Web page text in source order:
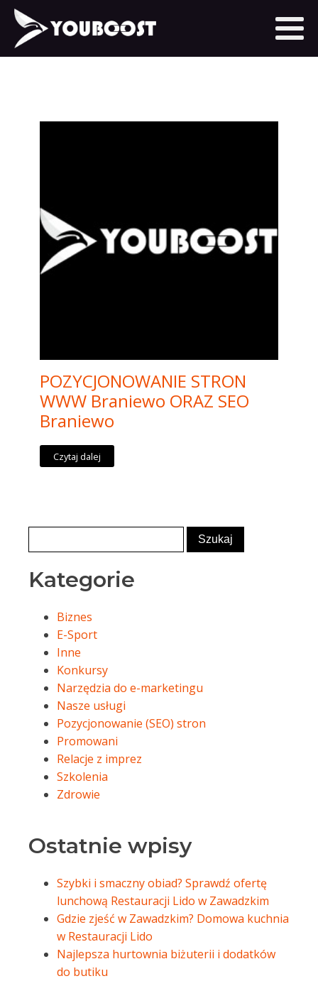
POZYCJONOWANIE STRON
WWW Braniewo ORAZ SEO
Braniewo
Czytaj dalej
Kategorie
Biznes
E-Sport
Inne
Konkursy
Narzędzia do e-marketingu
Nasze usługi
Pozycjonowanie (SEO) stron
Promowani
Relacje z imprez
Szkolenia
Zdrowie
Ostatnie wpisy
Szybki i smaczny obiad? Sprawdź ofertę
lunchową Restauracji Lido w Zawadzkim
Gdzie zjeść w Zawadzkim? Domowa kuchnia
w Restauracji Lido
Najlepsza hurtownia biżuterii i dodatków
do butiku